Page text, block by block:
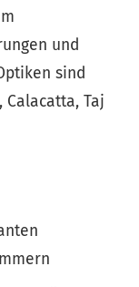
und
sind
Taj